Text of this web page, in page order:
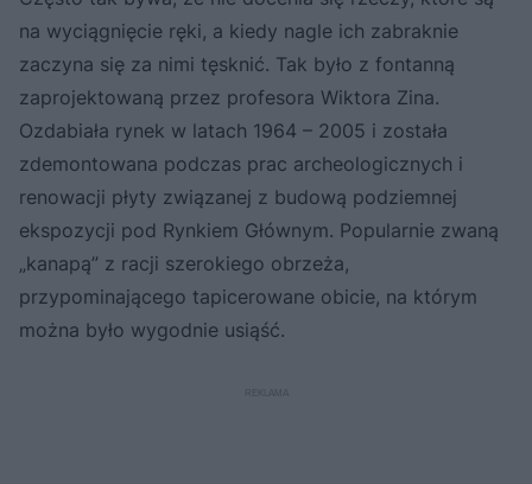
na wyciągnięcie ręki, a kiedy nagle ich zabraknie
zaczyna się za nimi tęsknić. Tak było z fontanną
zaprojektowaną przez profesora Wiktora Zina.
Ozdabiała rynek w latach 1964 – 2005 i została
zdemontowana podczas prac archeologicznych i
renowacji płyty związanej z budową podziemnej
ekspozycji pod Rynkiem Głównym. Popularnie zwaną
„kanapą” z racji szerokiego obrzeża,
przypominającego tapicerowane obicie, na którym
można było wygodnie usiąść.